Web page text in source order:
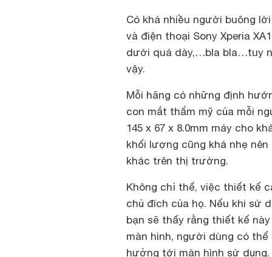
Có khá nhiều người buông
và điện thoại Sony Xperia
dưới quá dày,…bla bla…tuy
vậy.
Mỗi hãng có những định
con mắt thẩm mỹ của mỗi
145 x 67 x 8.0mm máy cho
khối lượng cũng khá nhẹ
khác trên thị trường.
Không chỉ thế, việc thiết kế
chủ đích của họ. Nếu khi sử
bạn sẽ thấy rằng thiết kế
màn hình, người dùng có
hưởng tới màn hình sử dụng.